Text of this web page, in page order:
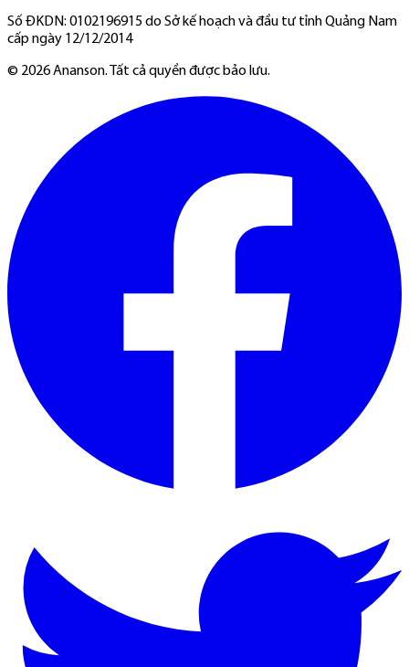
Số ĐKDN: 0102196915 do Sở kế hoạch và đầu tư tỉnh Quảng Nam
cấp ngày 12/12/2014
© 2026Ananson. Tất cả quyền được bảo lưu.